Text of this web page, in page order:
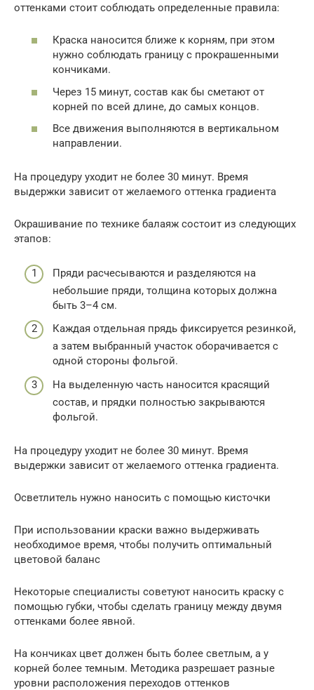
оттенками стоит соблюдать определенные правила:
Краска наносится ближе к корням, при этом
нужно соблюдать границу с прокрашенными
кончиками.
Через 15 минут, состав как бы сметают от
корней по всей длине, до самых концов.
Все движения выполняются в вертикальном
направлении.
На процедуру уходит не более 30 минут. Время
выдержки зависит от желаемого оттенка градиента
Окрашивание по технике балаяж состоит из следующих
этапов:
Пряди расчесываются и разделяются на
небольшие пряди, толщина которых должна
быть 3–4 см.
Каждая отдельная прядь фиксируется резинкой,
а затем выбранный участок оборачивается с
одной стороны фольгой.
На выделенную часть наносится красящий
состав, и прядки полностью закрываются
фольгой.
На процедуру уходит не более 30 минут. Время
выдержки зависит от желаемого оттенка градиента.
Осветлитель нужно наносить с помощью кисточки
При использовании краски важно выдерживать
необходимое время, чтобы получить оптимальный
цветовой баланс
Некоторые специалисты советуют наносить краску с
помощью губки, чтобы сделать границу между двумя
оттенками более явной.
На кончиках цвет должен быть более светлым, а у
корней более темным. Методика разрешает разные
уровни расположения переходов оттенков